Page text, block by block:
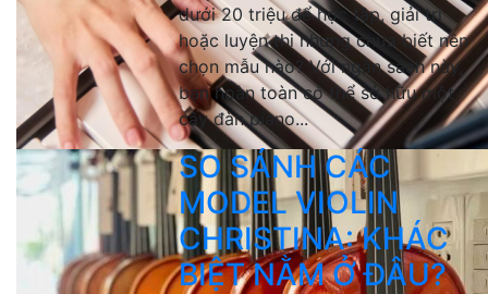
dưới 20 triệu để học tập, giải trí
hoặc luyện thi nhưng chưa biết nên
chọn mẫu nào? Với ngân sách này,
bạn hoàn toàn có thể sở hữu một
cây đàn piano...
SO SÁNH CÁC
MODEL VIOLIN
CHRISTINA: KHÁC
BIỆT NẰM Ở ĐÂU?